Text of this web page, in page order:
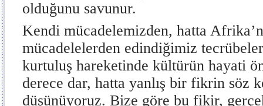
olduğunu savunur.
Kendi mücadelemizden, hatta
mücadelelerden edindiğimiz
kurtuluş hareketinde kültürün hayati
derece dar, hatta yanlış bir fikrin söz
düşünüyoruz. Bize göre bu fikir,